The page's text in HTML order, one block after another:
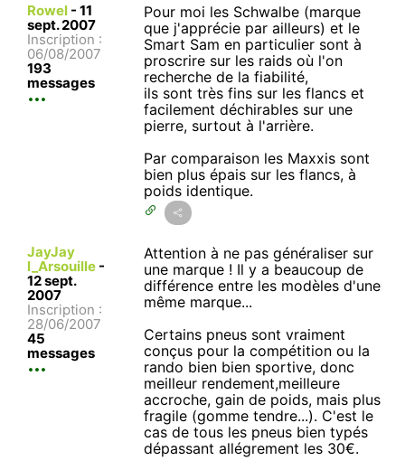
Rowel - 11
sept. 2007
Inscription :
06/08/2007
193
messages
Pour moi les Schwalbe (marque
que j'apprécie par ailleurs) et le
Smart Sam en particulier sont à
proscrire sur les raids où l'on
recherche de la fiabilité,
ils sont très fins sur les flancs et
facilement déchirables sur une
pierre, surtout à l'arrière.
Par comparaison les Maxxis sont
bien plus épais sur les flancs, à
poids identique.
JayJay
l_Arsouille -
12 sept.
2007
Inscription :
28/06/2007
45
messages
Attention à ne pas généraliser sur
une marque ! Il y a beaucoup de
différence entre les modèles d'une
même marque...
Certains pneus sont vraiment
conçus pour la compétition ou la
rando bien bien sportive, donc
meilleur rendement,meilleure
accroche, gain de poids, mais plus
fragile (gomme tendre...). C'est le
cas de tous les pneus bien typés
dépassant allégrement les 30€.